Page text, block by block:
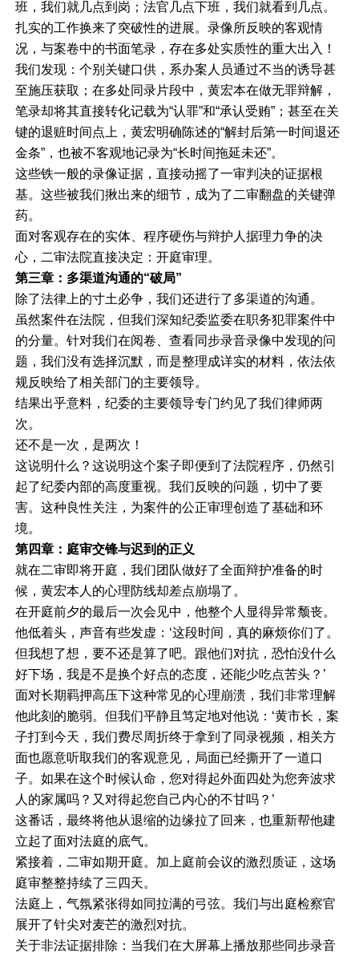
班，我们就几点到岗；法官几点下班，我们就看到几点。
扎实的工作换来了突破性的进展。录像所反映的客观情
况，与案卷中的书面笔录，存在多处实质性的重大出入！
我们发现：个别关键口供，系办案人员通过不当的诱导甚
至施压获取；在多处同录片段中，黄宏本在做无罪辩解，
笔录却将其直接转化记载为“认罪”和“承认受贿”；甚至在关
键的退赃时间点上，黄宏明确陈述的“解封后第一时间退还
金条”，也被不客观地记录为“长时间拖延未还”。
这些铁一般的录像证据，直接动摇了一审判决的证据根
基。这些被我们揪出来的细节，成为了二审翻盘的关键弹
药。
面对客观存在的实体、程序硬伤与辩护人据理力争的决
心，二审法院直接决定：开庭审理。
第三章：多渠道沟通的“破局”
除了法律上的寸土必争，我们还进行了多渠道的沟通。
虽然案件在法院，但我们深知纪委监委在职务犯罪案件中
的分量。针对我们在阅卷、查看同步录音录像中发现的问
题，我们没有选择沉默，而是整理成详实的材料，依法依
规反映给了相关部门的主要领导。
结果出乎意料，纪委的主要领导专门约见了我们律师两
次。
还不是一次，是两次！
这说明什么？这说明这个案子即便到了法院程序，仍然引
起了纪委内部的高度重视。我们反映的问题，切中了要
害。这种良性关注，为案件的公正审理创造了基础和环
境。
第四章：庭审交锋与迟到的正义
就在二审即将开庭，我们团队做好了全面辩护准备的时
候，黄宏本人的心理防线却差点崩塌了。
在开庭前夕的最后一次会见中，他整个人显得异常颓丧。
他低着头，声音有些发虚：‘这段时间，真的麻烦你们了。
但我想了想，要不还是算了吧。跟他们对抗，恐怕没什么
好下场，我是不是换个好点的态度，还能少吃点苦头？’
面对长期羁押高压下这种常见的心理崩溃，我们非常理解
他此刻的脆弱。但我们平静且笃定地对他说：‘黄市长，案
子打到今天，我们费尽周折终于拿到了同录视频，相关方
面也愿意听取我们的客观意见，局面已经撕开了一道口
子。如果在这个时候认命，您对得起外面四处为您奔波求
人的家属吗？又对得起您自己内心的不甘吗？’
这番话，最终将他从退缩的边缘拉了回来，也重新帮他建
立起了面对法庭的底气。
紧接着，二审如期开庭。加上庭前会议的激烈质证，这场
庭审整整持续了三四天。
法庭上，气氛紧张得如同拉满的弓弦。我们与出庭检察官
展开了针尖对麦芒的激烈对抗。
关于非法证据排除：当我们在大屏幕上播放那些同步录音